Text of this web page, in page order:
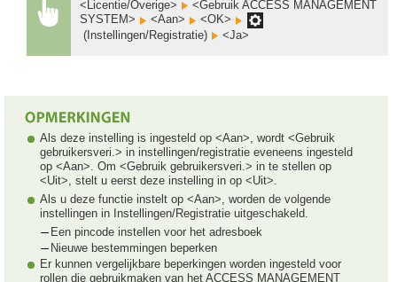
<Licentie/Overige>
<Gebruik ACCESS MANAGEMENT
SYSTEM>
<Aan>
<OK>
(Instellingen/Registratie)
<Ja>
Als deze instelling is ingesteld op <Aan>, wordt <Gebruik
gebruikersveri.> in instellingen/registratie eveneens ingesteld
op <Aan>. Om <Gebruik gebruikersveri.> in te stellen op
<Uit>, stelt u eerst deze instelling in op <Uit>.
Als u deze functie instelt op <Aan>, worden de volgende
instellingen in Instellingen/Registratie uitgeschakeld.
Een pincode instellen voor het adresboek
Nieuwe bestemmingen beperken
Er kunnen vergelijkbare beperkingen worden ingesteld voor
rollen die gebruikmaken van het ACCESS MANAGEMENT